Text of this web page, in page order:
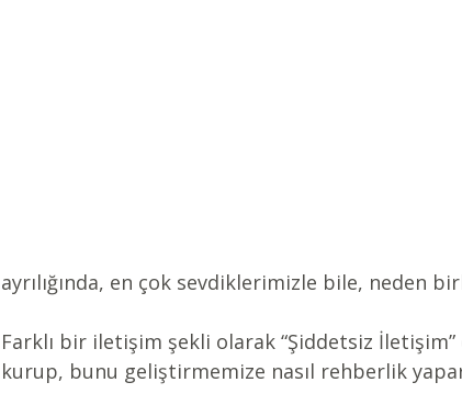
ayrılığında, en çok sevdiklerimizle bile, neden
Farklı bir iletişim şekli olarak “Şiddetsiz İletişim”
kurup, bunu geliştirmemize nasıl rehberlik